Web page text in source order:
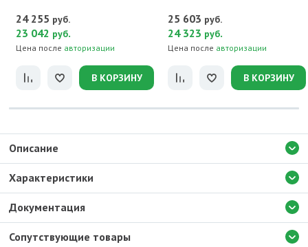
24 255 руб.
23 042 руб.
Цена после авторизации
В КОРЗИНУ
25 603 руб.
24 323 руб.
Цена после авторизации
В КОРЗИНУ
Описание
Характеристики
Документация
Сопутствующие товары